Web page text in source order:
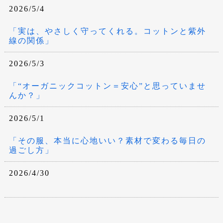
2026/5/4
「実は、やさしく守ってくれる。コットンと紫外
線の関係」
2026/5/3
「“オーガニックコットン＝安心”と思っていませ
んか？」
2026/5/1
「その服、本当に心地いい？素材で変わる毎日の
過ごし方」
2026/4/30